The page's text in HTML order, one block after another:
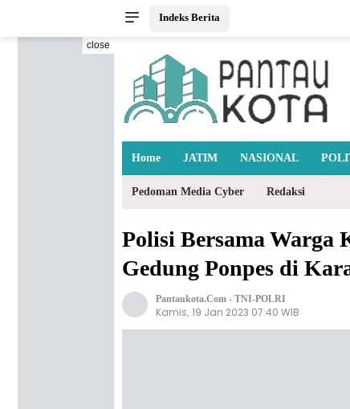
Indeks Berita
close
Home JATIM NASIONAL
Pedoman Media Cyber Redaksi
Polisi Bersama Warga
Gedung Ponpes di
Pantaukota.com - TNI-POLRI
Kamis, 19 Jan 2023 07:40 WIB